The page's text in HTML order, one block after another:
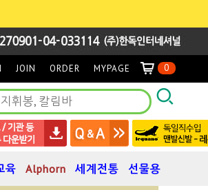
JOIN ORDER MYPAGE 0
육 Alphorn 세계전통 선물용